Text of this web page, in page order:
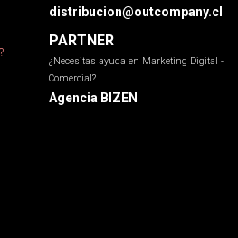
distribucion@outcompany.cl
PARTNER
¿Necesitas ayuda en Marketing Digital -
Comercial?
Agencia BIZEN